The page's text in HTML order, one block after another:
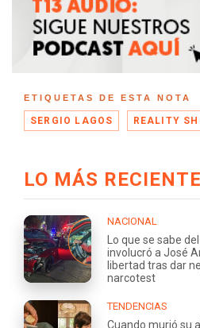
ETIQUETAS DE ESTA NOTA
SERGIO LAGOS REALITY
LO MÁS RECIENTE
NACIONAL
Lo que se sabe
involucró a José
libertad tras dar
narcotest
TENDENCIAS
Cuando murió su